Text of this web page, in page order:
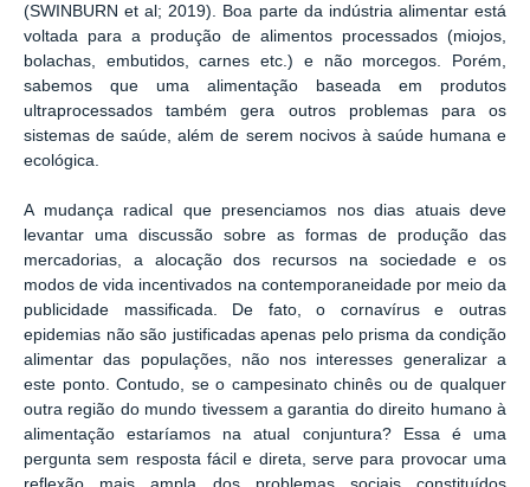
(SWINBURN et al; 2019). Boa parte da indústria alimentar está
voltada para a produção de alimentos processados (miojos,
bolachas, embutidos, carnes etc.) e não morcegos. Porém,
sabemos que uma alimentação baseada em produtos
ultraprocessados também gera outros problemas para os
sistemas de saúde, além de serem nocivos à saúde humana e
ecológica.
A mudança radical que presenciamos nos dias atuais deve
levantar uma discussão sobre as formas de produção das
mercadorias, a alocação dos recursos na sociedade e os
modos de vida incentivados na contemporaneidade por meio da
publicidade massificada. De fato, o cornavírus e outras
epidemias não são justificadas apenas pelo prisma da condição
alimentar das populações, não nos interesses generalizar a
este ponto. Contudo, se o campesinato chinês ou de qualquer
outra região do mundo tivessem a garantia do direito humano à
alimentação estaríamos na atual conjuntura? Essa é uma
pergunta sem resposta fácil e direta, serve para provocar uma